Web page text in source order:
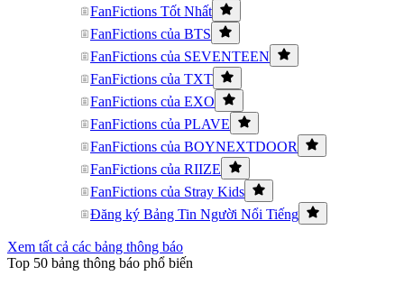
FanFictions Tốt Nhất
FanFictions của BTS
FanFictions của SEVENTEEN
FanFictions của TXT
FanFictions của EXO
FanFictions của PLAVE
FanFictions của BOYNEXTDOOR
FanFictions của RIIZE
FanFictions của Stray Kids
Đăng ký Bảng Tin Người Nổi Tiếng
Xem tất cả các bảng thông báo
Top 50 bảng thông báo phổ biến